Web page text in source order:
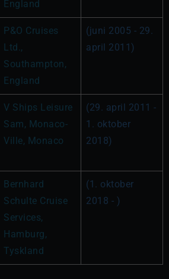
England
P&O Cruises
Ltd.,
Southampton,
England
(juni 2005 - 29.
april 2011)
V Ships Leisure
Sam, Monaco-
Ville, Monaco
(29. april 2011 -
1. oktober
2018)
Bernhard
Schulte Cruise
Services,
Hamburg,
Tyskland
(1. oktober
2018 - )